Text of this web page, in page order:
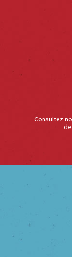
Consultez